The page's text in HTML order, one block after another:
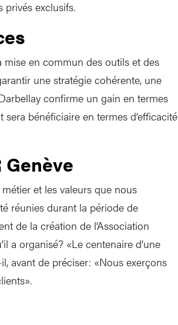
privés exclusifs.
en commun des outils et des
une stratégie cohérente, une
confirme un gain en termes
bénéficiaire en termes d’efficacité
et les valeurs que nous
réunies durant la période de
de la création de l’Association
a organisé? «Le centenaire d’une
avant de préciser: «Nous exerçons